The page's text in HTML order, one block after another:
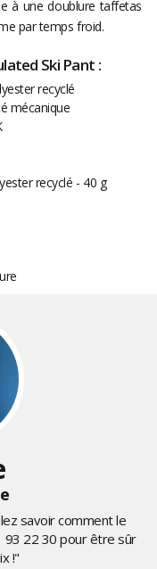
à une doublure taffetas
par temps froid.
Ski Pant :
recyclé
mécanique
recyclé - 40 g
savoir comment le
93 22 30 pour être sûr
!"